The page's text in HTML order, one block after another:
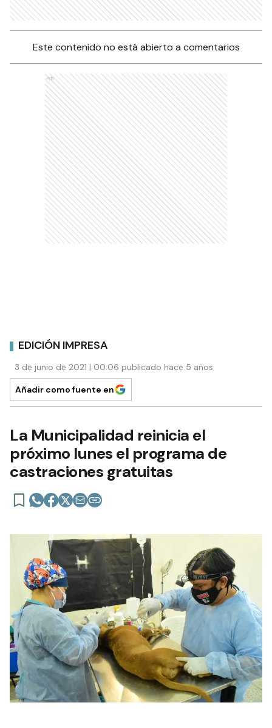
Este contenido no está abierto a comentarios
Ads
EDICIÓN IMPRESA
3 de junio de 2021 | 00:06 publicado hace 5 años
Añadir como fuente en
La Municipalidad reinicia el
próximo lunes el programa de
castraciones gratuitas